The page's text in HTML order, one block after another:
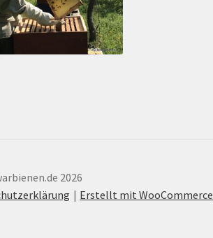
2026
Erstellt mit WooCommerce